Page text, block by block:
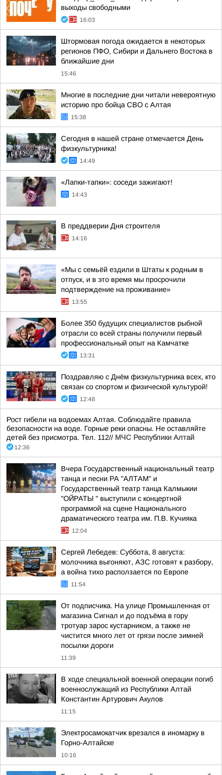
выходы свободными
16:03
Штормовая погода ожидается в некоторых
регионов ПФО, Сибири и Дальнего Востока в
ближайшие дни
15:46
Многие в последние дни читали невероятную
историю про бойца СВО с Алтая
15:38
Сегодня в нашей стране отмечается День
физкультурника!
14:49
«Лапки-тапки»: соседи зажигают!
14:43
В преддверии Дня строителя
14:16
«Мы с семьёй ездили в Штаты к родным в
отпуск, и в это время мы просрочили
подтверждение на проживание»
13:55
Более 350 будущих специалистов рыбной
отрасли со всей страны получили первый
профессиональный опыт на Камчатке
13:31
Поздравляю с Днём физкультурника всех, кто
связан со спортом и физической культурой!
12:48
Рост гибели на водоемах Алтая. Соблюдайте правила
безопасности на воде. Горные реки опасны. Не оставляйте
детей без присмотра. Тел. 112// МЧС Республики Алтай
12:36
Вчера Государственный национальный театр
танца и песни РА "АЛТАМ" и
Государственный театр танца Калмыкии
"ОЙРАТЫ " выступили с концертной
программой на сцене Национального
драматического театра им. П.В. Кучияка
12:04
Сергей Лебедев: Суббота, 8 августа:
молочника выгоняют, АЗС готовят к разбору,
а война тихо расползается по Европе
11:54
От подписчика. На улице Промышленная от
магазина Сигнал и до подъёма в гору
тротуар зарос кустарником, а также не
чистится много лет от грязи после зимней
посылки дороги
11:39
В ходе специальной военной операции погиб
военнослужащий из Республики Алтай
Константин Артурович Акулов
11:15
Электросамокатчик врезался в иномарку в
Горно-Алтайске
10:16